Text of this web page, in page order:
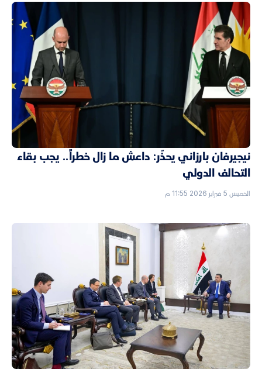
نيجيرفان بارزاني يحذّر: داعش ما زال خطراً.. يجب بقاء
التحالف الدولي
الخميس 5 فبراير 2026 11:55 م